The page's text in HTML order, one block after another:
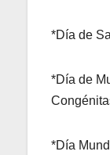
*Día de
*Día de
*Día